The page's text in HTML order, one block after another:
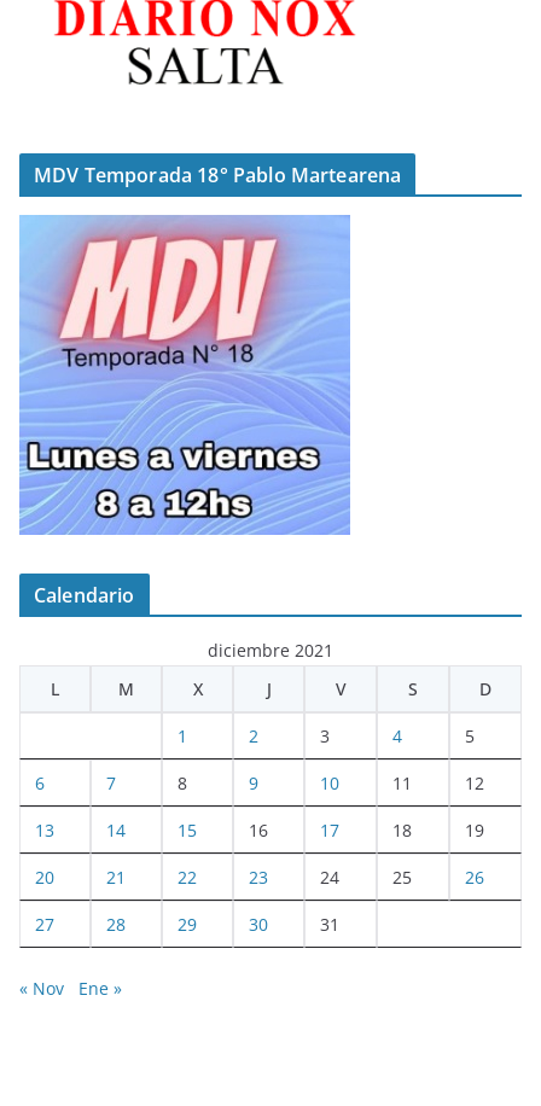
MDV Temporada 18° Pablo Martearena
Calendario
diciembre 2021
L
M X J V S D
1 2 3 4 5
6 7 8 9 10 11 12
13 14 15 16 17 18 19
20 21 22 23 24 25 26
27 28 29 30 31
« Nov Ene »